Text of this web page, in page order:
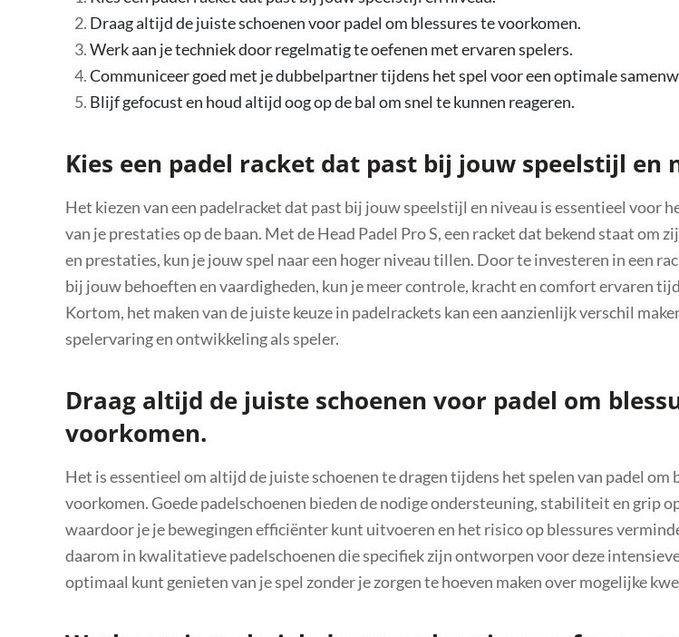
Draag altijd de juiste schoenen voor padel om blessures te voorkomen.
Werk aan je techniek door regelmatig te oefenen met ervaren spelers.
Communiceer goed met je dubbelpartner tijdens het spel voor een optimale
Blijf gefocust en houd altijd oog op de bal om snel te kunnen reageren.
Kies een padel racket dat past bij jouw speelstijl en
Het kiezen van een padelracket dat past bij jouw speelstijl en niveau is essentieel voor
van je prestaties op de baan. Met de Head Padel Pro S, een racket dat bekend staat om
en prestaties, kun je jouw spel naar een hoger niveau tillen. Door te investeren in een
bij jouw behoeften en vaardigheden, kun je meer controle, kracht en comfort ervaren
Kortom, het maken van de juiste keuze in padelrackets kan een aanzienlijk verschil
spelervaring en ontwikkeling als speler.
Draag altijd de juiste schoenen voor padel om
voorkomen.
Het is essentieel om altijd de juiste schoenen te dragen tijdens het spelen van padel om
voorkomen. Goede padelschoenen bieden de nodige ondersteuning, stabiliteit en grip
waardoor je je bewegingen efficiënter kunt uitvoeren en het risico op blessures
daarom in kwalitatieve padelschoenen die specifiek zijn ontworpen voor deze
optimaal kunt genieten van je spel zonder je zorgen te hoeven maken over mogelijke